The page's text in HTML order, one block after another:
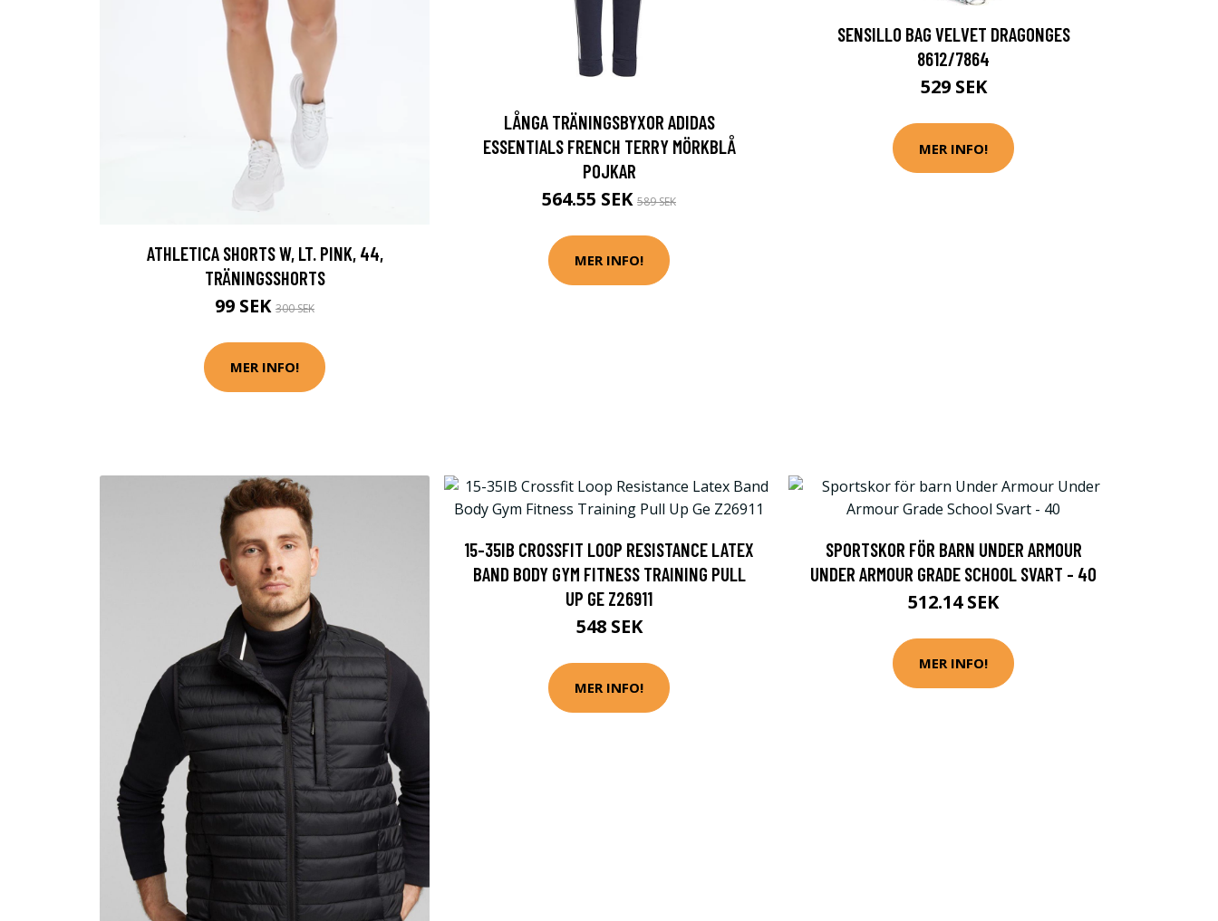
ATHLETICA SHORTS W, LT. PINK, 44,
TRÄNINGSSHORTS
99 SEK 300 SEK
MER INFO!
LÅNGA TRÄNINGSBYXOR ADIDAS
ESSENTIALS FRENCH TERRY MÖRKBLÅ
POJKAR
564.55 SEK 589 SEK
MER INFO!
SENSILLO BAG VELVET DRAGONGES
8612/7864
529 SEK
MER INFO!
15-35IB CROSSFIT LOOP RESISTANCE LATEX
BAND BODY GYM FITNESS TRAINING PULL
UP GE Z26911
548 SEK
MER INFO!
SPORTSKOR FÖR BARN UNDER ARMOUR
UNDER ARMOUR GRADE SCHOOL SVART - 40
512.14 SEK
MER INFO!